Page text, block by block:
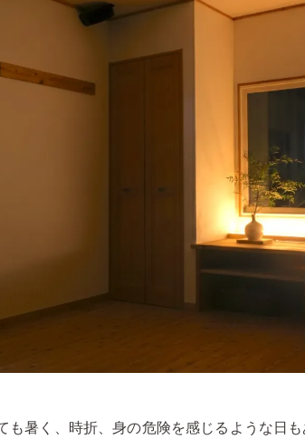
も暑く、時折、身の危険を感じるような日も